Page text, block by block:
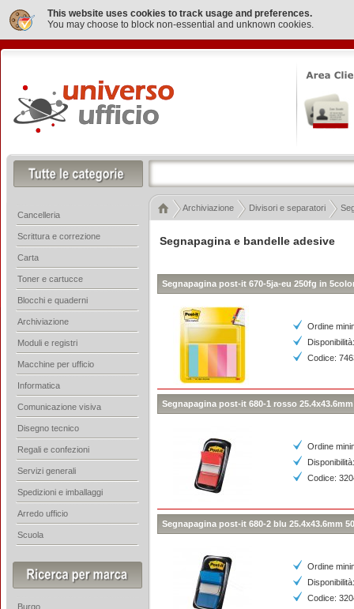
This website uses cookies to track usage and preferences.
You may choose to block non-essential and unknown cookies.
Segnapagina e bandelle adesive
Segnapagina post-it 670-5ja-eu 250fg in
Ordine
Codice:
Segnapagina post-it 680-1 rosso
Ordine
Codice:
Segnapagina post-it 680-2 blu 25.4x43.6mm
Ordine
Codice:
Archiviazione Divisori e separatori
Cancelleria
Scrittura e correzione
Carta
Toner e cartucce
Blocchi e quaderni
Archiviazione
Moduli e registri
Macchine per ufficio
Informatica
Comunicazione visiva
Disegno tecnico
Regali e confezioni
Servizi generali
Spedizioni e imballaggi
Arredo ufficio
Scuola
Burgo